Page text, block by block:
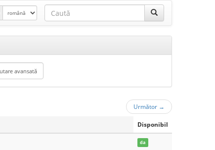
Următor →
Disponibil
da